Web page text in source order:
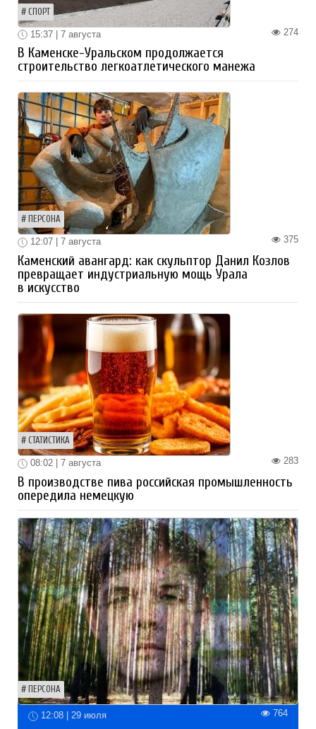
СПОРТ
274
15:37 | 7 августа
В Каменске-Уральском продолжается
строительство легкоатлетического манежа
ПЕРСОНА
375
12:07 | 7 августа
Каменский авангард: как скульптор Данил Козлов
превращает индустриальную мощь Урала
в искусство
СТАТИСТИКА
283
08:02 | 7 августа
В производстве пива российская промышленность
опередила немецкую
ПЕРСОНА
12:08 | 29 июля 764